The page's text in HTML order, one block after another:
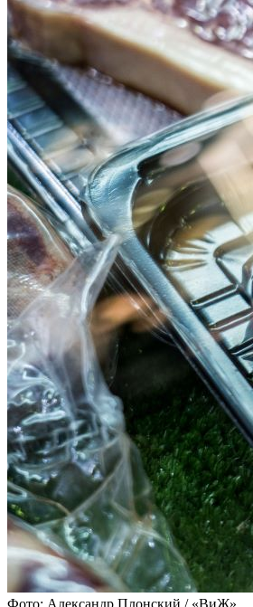
Фото: Александр Плонский / «ВиЖ»